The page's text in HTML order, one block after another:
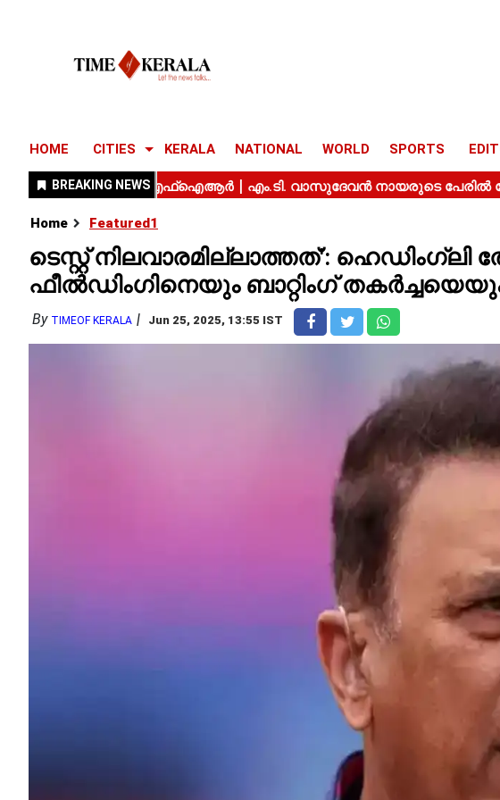
HOME CITIES KERALA NATIONAL WORLD SPORTS
Home Featured1
ടെസ്റ്റ് നിലവാരമില്ലാത്തത്':
ഫീൽഡിംഗിനെയും ബാറ്റിംഗ്
By TIMEOF KERALA Jun 25, 2025, 13:55 IST